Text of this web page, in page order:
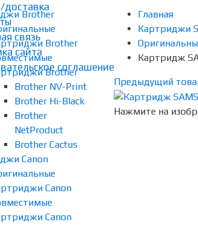
доставка
связь
сайта
соглашение
Brother
Brother
Brother
Brother NV-Print
Brother Hi-Black
Brother
NetProduct
Brother Cactus
Canon
Canon
Canon
Главная
Картриджи
Картридж
Предыдущий
Нажмите на